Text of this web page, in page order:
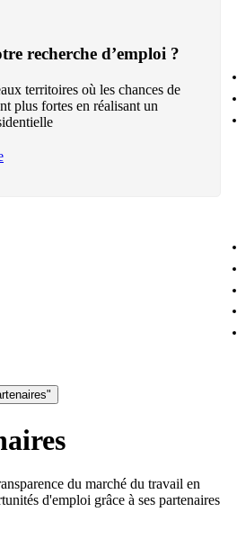
recherche d’emploi ?
territoires où les chances de
plus fortes en réalisant un
du marché du travail en
d'emploi grâce à ses partenaires